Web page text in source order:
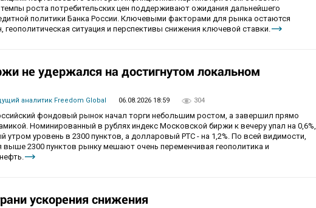
темпы роста потребительских цен поддерживают ожидания дальнейшего
политики Банка России. Ключевыми факторами для рынка остаются
геополитическая ситуация и перспективы снижения ключевой ставки.
не удержался на достигнутом локальном
аналитик Freedom Global 06.08.2026 18:59 304
фондовый рынок начал торги небольшим ростом, а завершил прямо
Номинированный в рублях индекс Московской биржи к вечеру упал на 0,6%,
утром уровень в 2300 пунктов, а долларовый РТС - на 1,2%. По всей видимости,
выше 2300 пунктов рынку мешают очень переменчивая геополитика и
ускорения снижения